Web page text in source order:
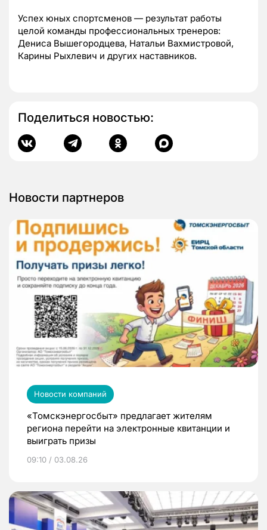
Успех юных спортсменов — результат работы
целой команды профессиональных тренеров:
Дениса Вышегородцева, Натальи Вахмистровой,
Карины Рыхлевич и других наставников.
Поделиться новостью:
Новости партнеров
Новости компаний
«Томскэнергосбыт» предлагает жителям
региона перейти на электронные квитанции и
выиграть призы
09:10 / 03.08.26